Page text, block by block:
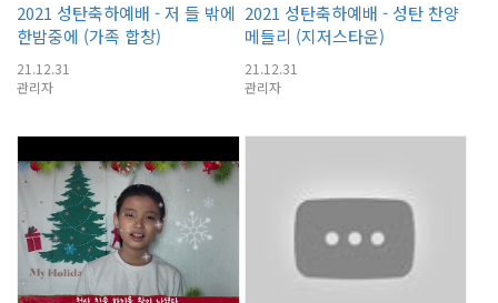
2021 성탄축하예배 - 저 들 밖에
한밤중에 (가족 합창)
21.12.31
관리자
2021 성탄축하예배 - 성탄 찬양
메들리 (지저스타운)
21.12.31
관리자